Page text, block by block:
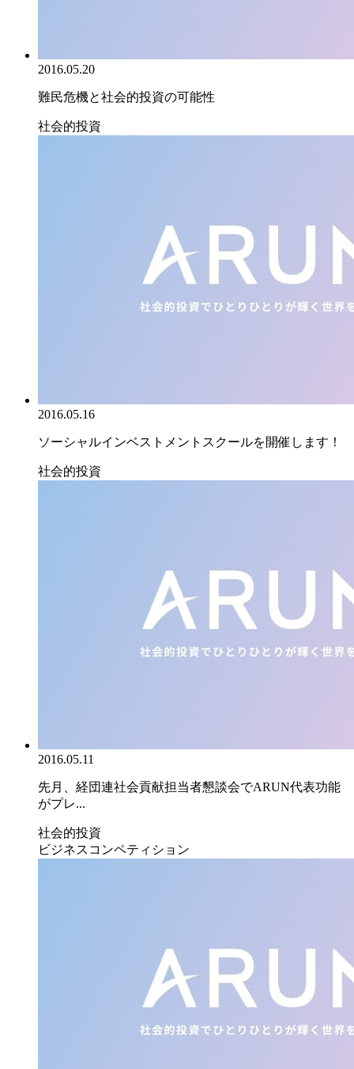
2016.05.20
難民危機と社会的投資の可能性
社会的投資
2016.05.16
ソーシャルインベストメントスクールを開催します！
社会的投資
2016.05.11
先月、経団連社会貢献担当者懇談会でARUN代表功能
がプレ...
社会的投資
ビジネスコンペティション